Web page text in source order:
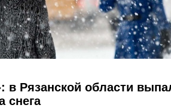
в Рязанской области
снега